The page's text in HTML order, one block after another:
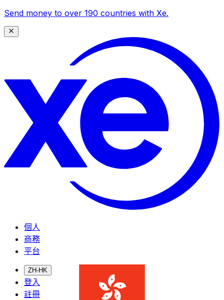
Send money to over 190 countries with Xe.
個人
商務
平台
ZH-HK
登入
註冊